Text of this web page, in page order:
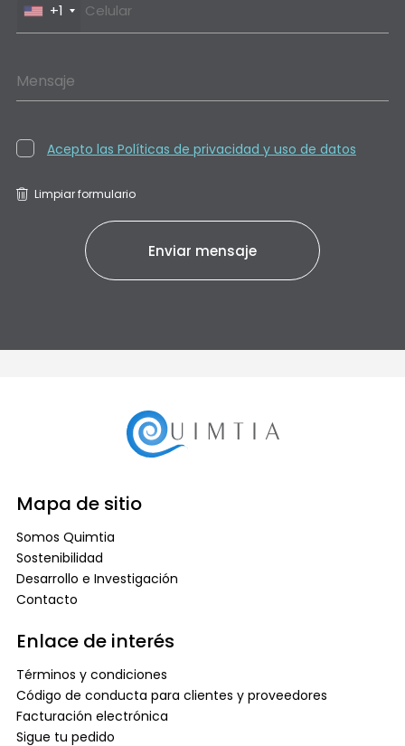
+1
Mensaje
Acepto las Políticas de privacidad y uso de datos
Limpiar formulario
Mapa de sitio
Somos Quimtia
Sostenibilidad
Desarrollo e Investigación
Contacto
Enlace de interés
Términos y condiciones
Código de conducta para clientes y proveedores
Facturación electrónica
Sigue tu pedido